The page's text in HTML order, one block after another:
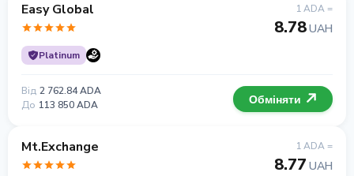
Easy Global
Platinum
1 ADA =
8.78UAH
Від 2 762.84 ADA
До 113 850 ADA Обміняти
Mt.Exchange 1 ADA =
8.77 UAH